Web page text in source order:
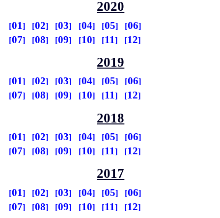
2020
01 02 03 04 05
06
07
08 09 10 11 12
2019
01 02 03 04 05
06
07
08 09 10 11 12
2018
01 02 03 04 05
06
07
08 09 10 11 12
2017
01 02 03 04 05
06
07
08 09 10 11 12